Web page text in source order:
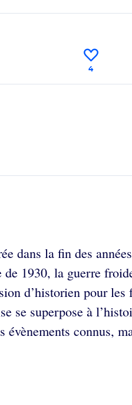
4
dans la fin des
1930, la guerre
d’historien pour
se superpose à
évènements connus,